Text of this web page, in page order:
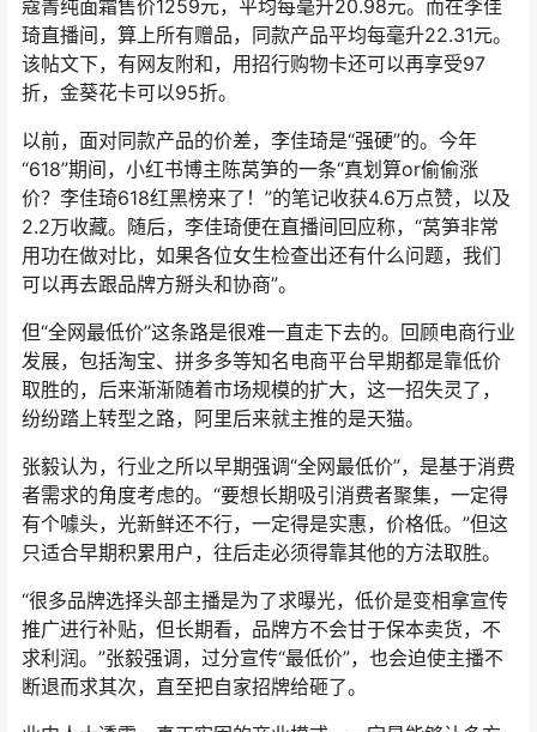
蔻菁纯面霜售价1259元，平均每毫升20.98元。而在李佳
琦直播间，算上所有赠品，同款产品平均每毫升22.31元。
该帖文下，有网友附和，用招行购物卡还可以再享受97
折，金葵花卡可以95折。
以前，面对同款产品的价差，李佳琦是“强硬”的。今年
“618”期间，小红书博主陈莴笋的一条“真划算or偷偷涨
价？李佳琦618红黑榜来了！”的笔记收获4.6万点赞，以及
2.2万收藏。随后，李佳琦便在直播间回应称，“莴笋非常
用功在做对比，如果各位女生检查出还有什么问题，我们
可以再去跟品牌方掰头和协商”。
但“全网最低价”这条路是很难一直走下去的。回顾电商行业
发展，包括淘宝、拼多多等知名电商平台早期都是靠低价
取胜的，后来渐渐随着市场规模的扩大，这一招失灵了，
纷纷踏上转型之路，阿里后来就主推的是天猫。
张毅认为，行业之所以早期强调“全网最低价”，是基于消费
者需求的角度考虑的。“要想长期吸引消费者聚集，一定得
有个噱头，光新鲜还不行，一定得是实惠，价格低。”但这
只适合早期积累用户，往后走必须得靠其他的方法取胜。
“很多品牌选择头部主播是为了求曝光，低价是变相拿宣传
推广进行补贴，但长期看，品牌方不会甘于保本卖货，不
求利润。”张毅强调，过分宣传“最低价”，也会迫使主播不
断退而求其次，直至把自家招牌给砸了。